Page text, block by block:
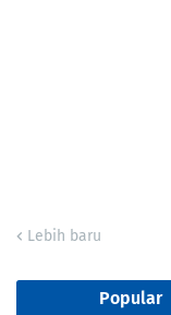
Lebih baru
Popular